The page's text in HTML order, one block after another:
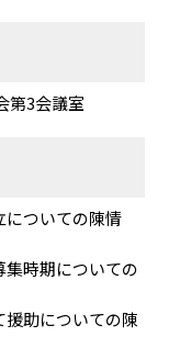
第3会議室
ついての陳情
時期についての
助についての陳